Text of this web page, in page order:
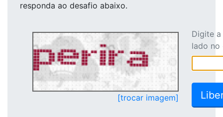
responda ao desafio abaixo.
[trocar imagem]
Digite
lado no